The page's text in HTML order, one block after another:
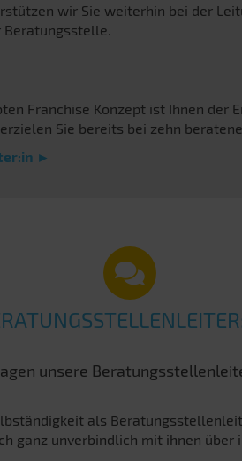
wir Sie weiterhin bei der
Beratungsstelle.
Franchise Konzept ist Ihnen der
Sie bereits bei zehn
►
unsere
als
ganz unverbindlich mit ihnen über